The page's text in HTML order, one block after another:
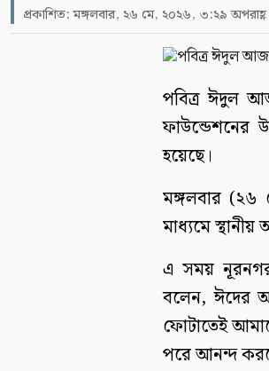
প্রকাশিত: মঙ্গলবার, ২৬ মে, ২০২৬, ৩:২৯ অপরাহ্ণ
পবিত্র ঈদুল
ফাউন্ডেশনের
হয়েছে।
মঙ্গলবার (২৬
মাধ্যমে
এ সময় নূরনগর
বলেন, ঈদের
ফোটাতেই
পরে আনন্দ